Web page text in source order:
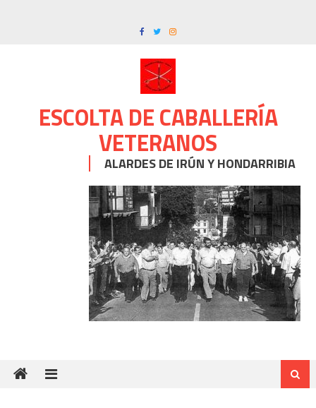
ESCOLTA DE CABALLERÍA
VETERANOS
ALARDES DE IRÚN Y HONDARRIBIA